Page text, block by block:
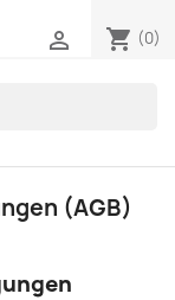
shopping_cart (0)

(AGB)